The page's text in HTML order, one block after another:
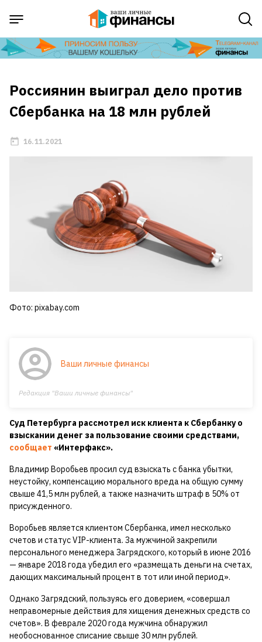
Россиянин выиграл дело против
Сбербанка на 18 млн рублей
16.11.2021
Фото: pixabay.com
Ваши личные финансы
Редакция "Ваши личные финансы"
Суд Петербурга рассмотрел иск клиента к Сбербанку о
взыскании денег за пользование своими средствами,
сообщает «Интерфакс».
Владимир Воробьев просил суд взыскать с банка убытки,
неустойку, компенсацию морального вреда на общую сумму
свыше 41,5 млн рублей, а также назначить штраф в 50% от
присужденного.
Воробьев является клиентом Сбербанка, имел несколько
счетов и статус VIP-клиента. За мужчиной закрепили
персонального менеджера Загрядского, который в июне 2016
— январе 2018 года убедил его «размещать деньги на счетах,
дающих максимальный процент в тот или иной период».
Однако Загрядский, пользуясь его доверием, «совершал
неправомерные действия для хищения денежных средств со
счетов». В феврале 2020 года мужчина обнаружил
необоснованное списание свыше 30 млн рублей.